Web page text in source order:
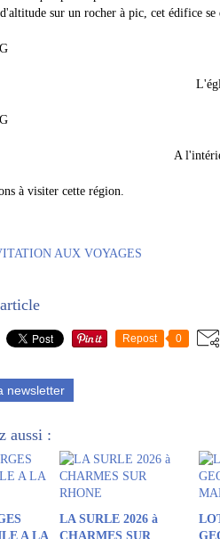
sur un rocher à pic, cet édifice se
du
de
à visiter cette région.
AUX VOYAGES
Repost 0
newsletter
aussi :
A LA
LA SURLE 2026 à
CHARMES SUR